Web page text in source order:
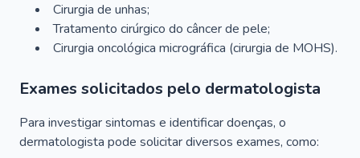
Cirurgia de unhas;
Tratamento cirúrgico do câncer de pele;
Cirurgia oncológica micrográfica (cirurgia de MOHS).
Exames solicitados pelo dermatologista
Para investigar sintomas e identificar doenças, o
dermatologista pode solicitar diversos exames, como: